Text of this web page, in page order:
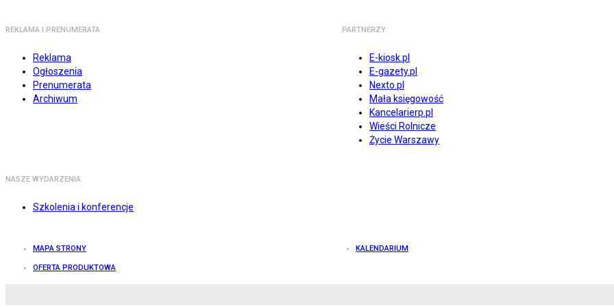
REKLAMA I PRENUMERATA
Reklama
Ogłoszenia
Prenumerata
Archiwum
PARTNERZY
E-kiosk.pl
E-gazety.pl
Nexto.pl
Mała księgowość
Kancelarierp.pl
Wieści Rolnicze
Życie Warszawy
NASZE WYDARZENIA
Szkolenia i konferencje
MAPA STRONY KALENDARIUM
OFERTA PRODUKTOWA